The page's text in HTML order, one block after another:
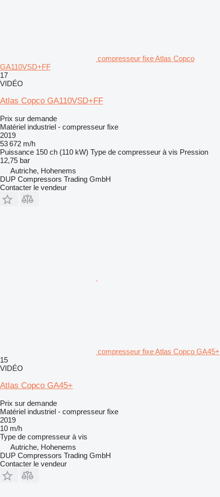
compresseur fixe Atlas Copco
GA110VSD+FF
17
VIDÉO
Atlas Copco GA110VSD+FF
Prix sur demande
Matériel industriel - compresseur fixe
2019
53 672 m/h
Puissance 150 ch (110 kW) Type de compresseur à vis Pression
12,75 bar
Autriche, Hohenems
DUP Compressors Trading GmbH
Contacter le vendeur
compresseur fixe Atlas Copco GA45+
15
VIDÉO
Atlas Copco GA45+
Prix sur demande
Matériel industriel - compresseur fixe
2019
10 m/h
Type de compresseur à vis
Autriche, Hohenems
DUP Compressors Trading GmbH
Contacter le vendeur